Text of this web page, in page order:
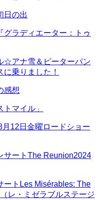
日の出
ラディエーター：トゥ
☆アナ雪＆ピーターパン
乗りました！
感想
マイル」
12日金曜ロードショー
サートThe Reunion2024
トLes Misérables: The
レ・ミゼラブルステージ